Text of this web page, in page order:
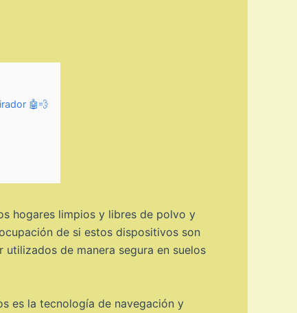
🤖💨
hogares limpios y libres de polvo y
de si estos dispositivos son
de manera segura en suelos
es la tecnología de navegación y